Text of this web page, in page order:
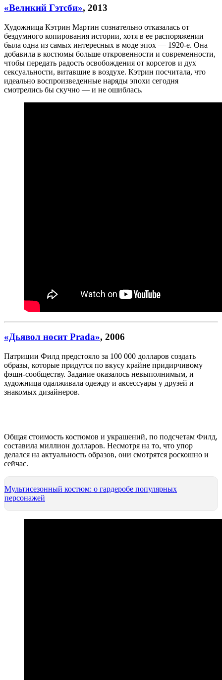
«Великий Гэтсби», 2013
Художница Кэтрин Мартин сознательно отказалась от
бездумного копирования истории, хотя в ее распоряжении
была одна из самых интересных в моде эпох — 1920-е. Она
добавила в костюмы больше откровенности и современности,
чтобы передать радость освобождения от корсетов и дух
сексуальности, витавшие в воздухе. Кэтрин посчитала, что
идеально воспроизведенные наряды эпохи сегодня
смотрелись бы скучно — и не ошиблась.
«Дьявол носит Prada», 2006
Патриции Филд предстояло за 100 000 долларов создать
образы, которые придутся по вкусу крайне придирчивому
фэшн-сообществу. Задание оказалось невыполнимым, и
художница одалживала одежду и аксессуары у друзей и
знакомых дизайнеров.
Общая стоимость костюмов и украшений, по подсчетам Филд,
составила миллион долларов. Несмотря на то, что упор
делался на актуальность образов, они смотрятся роскошно и
сейчас.
Мультисезонный костюм: о гардеробе популярных
персонажей